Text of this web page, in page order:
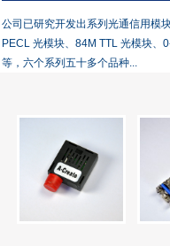
公司已研究开发出系列光通信用模
PECL 光模块、84M TTL 光模块、
等，六个系列五十多个品种...